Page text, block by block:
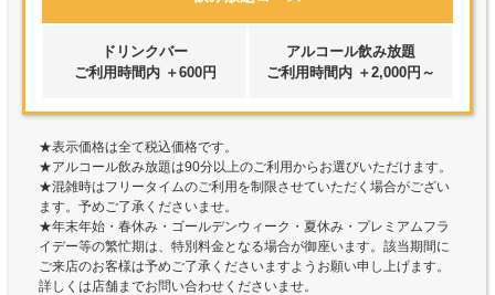
ドリンクバー
ご利用時間内 ＋600円
アルコール飲み放題
ご利用時間内 ＋2,000円～
★表示価格は全て税込価格です。
★アルコール飲み放題は90分以上のご利用からお選びいただけます。
★混雑時はフリータイムのご利用を制限させていただく場合がござい
ます。予めご了承くださいませ。
★年末年始・春休み・ゴールデンウィーク・夏休み・プレミアムフラ
イデー等の繁忙期は、特別料金となる場合が御座います。該当期間に
ご来店のお客様は予めご了承くださいますようお願い申し上げます。
詳しくは店舗までお問い合わせくださいませ。